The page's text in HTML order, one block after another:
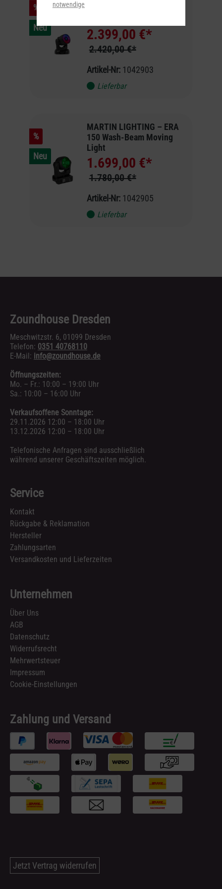
%
Neu
2.399,00 €*
2.420,00 €*
Artikel-Nr: 1042903
Lieferbar
%
Neu
MARTIN LIGHTING – ERA
150 Wash-Beam Moving
Light
1.699,00 €*
1.780,00 €*
Artikel-Nr: 1042905
Lieferbar
Zoundhouse Dresden
Meschwitzstr. 6, 01099 Dresden
Telefon: 0351 40768110
E-Mail: info@zoundhouse.de
Öffnungszeiten:
Mo. – Fr.: 10:00 – 19:00 Uhr
Sa.: 10:00 – 16:00 Uhr
Verkaufsoffene Sonntage:
29.11.2026 12:00 – 18:00 Uhr
13.12.2026 12:00 – 18:00 Uhr
Telefonische Anfragen sind ausschließlich
während unserer Geschäftszeiten möglich.
Service
Kontakt
Rückgabe & Reklamation
Hersteller
Zahlungsarten
Versandkosten und Lieferzeiten
Unternehmen
Über Uns
AGB
Datenschutz
Widerrufsrecht
Mehrwertsteuer
Impressum
Cookie-Einstellungen
Zahlung und Versand
Jetzt Vertrag widerrufen
notwendige